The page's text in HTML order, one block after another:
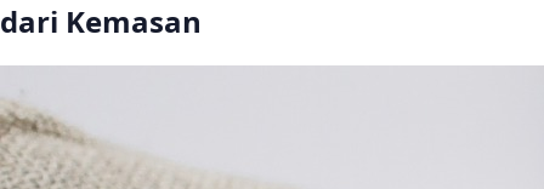
dari Kemasan